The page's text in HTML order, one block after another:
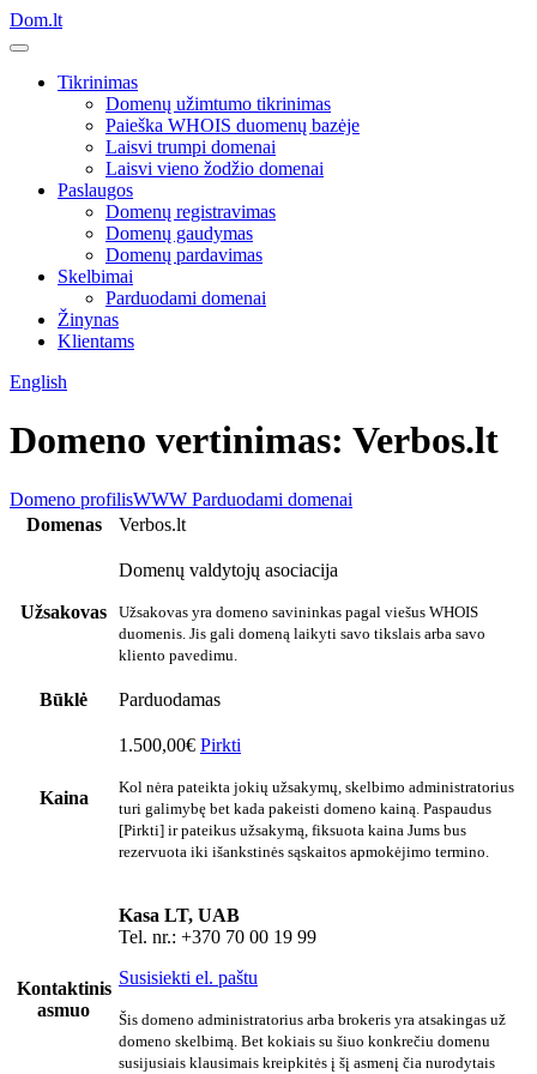
Dom.lt
Tikrinimas
Domenų užimtumo tikrinimas
Paieška WHOIS duomenų bazėje
Laisvi trumpi domenai
Laisvi vieno žodžio domenai
Paslaugos
Domenų registravimas
Domenų gaudymas
Domenų pardavimas
Skelbimai
Parduodami domenai
Žinynas
Klientams
English
Domeno vertinimas: Verbos.lt
Domeno profilisWWW Parduodami domenai
Domenas
Verbos.lt
Užsakovas
Domenų valdytojų asociacija
Užsakovas yra domeno savininkas pagal viešus WHOIS
duomenis. Jis gali domeną laikyti savo tikslais arba savo
kliento pavedimu.
Būklė Parduodamas
Kaina
1.500,00€ Pirkti
Kol nėra pateikta jokių užsakymų, skelbimo administratorius
turi galimybę bet kada pakeisti domeno kainą. Paspaudus
[Pirkti] ir pateikus užsakymą, fiksuota kaina Jums bus
rezervuota iki išankstinės sąskaitos apmokėjimo termino.
Kontaktinis
asmuo
Kasa LT, UAB
Tel. nr.: +370 70 00 19 99
Susisiekti el. paštu
Šis domeno administratorius arba brokeris yra atsakingas už
domeno skelbimą. Bet kokiais su šiuo konkrečiu domenu
susijusiais klausimais kreipkitės į šį asmenį čia nurodytais